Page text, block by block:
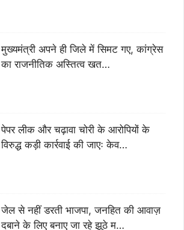
मुख्यमंत्री अपने ही जिले में सिमट गए, कांग्रेस
का राजनीतिक अस्तित्व खत…
पेपर लीक और चढ़ावा चोरी के आरोपियों के
विरुद्ध कड़ी कार्रवाई की जाएः केव…
जेल से नहीं डरती भाजपा, जनहित की आवाज़
दबाने के लिए बनाए जा रहे झूठे म…